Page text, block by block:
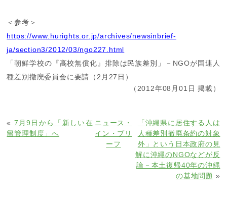
＜参考＞
https://www.hurights.or.jp/archives/newsinbrief-
ja/section3/2012/03/ngo227.html
「朝鮮学校の『高校無償化』排除は民族差別」－NGOが国連人
種差別撤廃委員会に要請（2月27日）
（2012年08月01日 掲載）
« 7月9日から「新しい在
留管理制度」へ
「沖縄県に居住する人は
人種差別撤廃条約の対象
外」という日本政府の見
解に沖縄のNGOなどが反
論－本土復帰40年の沖縄
の基地問題 »
ニュース・
イン・ブリ
ーフ